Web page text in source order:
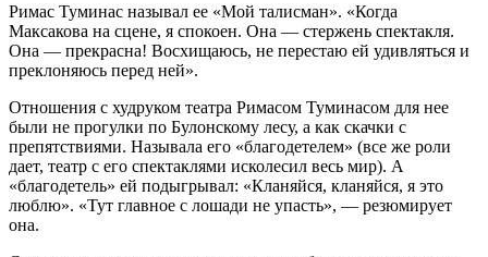
Римас Туминас называл ее «Мой талисман». «Когда
Максакова на сцене, я спокоен. Она — стержень спектакля.
Она — прекрасна! Восхищаюсь, не перестаю ей удивляться и
преклоняюсь перед ней».
Отношения с худруком театра Римасом Туминасом для нее
были не прогулки по Булонскому лесу, а как скачки с
препятствиями. Называла его «благодетелем» (все же роли
дает, театр с его спектаклями исколесил весь мир). А
«благодетель» ей подыгрывал: «Кланяйся, кланяйся, я это
люблю». «Тут главное с лошади не упасть», — резюмирует
она.